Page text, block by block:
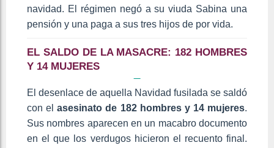
navidad. El régimen negó a su viuda Sabina una
pensión y una paga a sus tres hijos de por vida.
EL SALDO DE LA MASACRE: 182 HOMBRES
Y 14 MUJERES
El desenlace de aquella Navidad fusilada se saldó
con el asesinato de 182 hombres y 14 mujeres.
Sus nombres aparecen en un macabro documento
en el que los verdugos hicieron el recuento final.